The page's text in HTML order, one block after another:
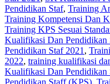
Pendidikan Staf, Training
Training Kompetensi Dan
Training KPS Sesuai
Kualifikasi Dan Pendidikan
Pendidikan Staf 2021 ,
2022, training kualifikasi
Kualifikasi Dan Pendidikan
Pendidikan Staff (KPS),